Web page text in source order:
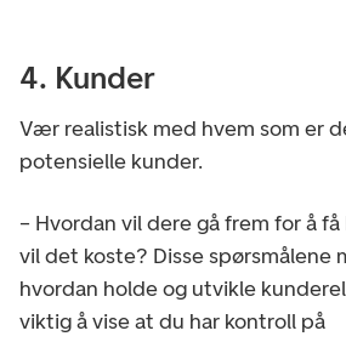
4. Kunder
Vær realistisk med hvem som er
potensielle kunder.
– Hvordan vil dere gå frem for å
vil det koste? Disse spørsmålene
hvordan holde og utvikle
viktig å vise at du har kontroll på